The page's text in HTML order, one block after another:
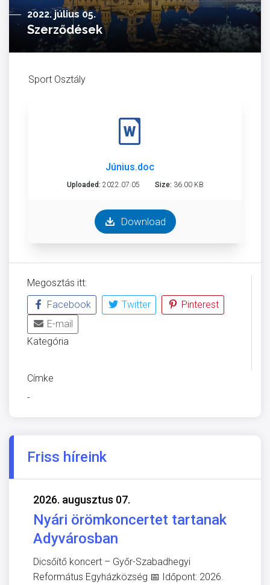
2022. július 05.
Szerződések
Sport Osztály
Június.doc
Uploaded: 2022.07.05 Size: 36.00 KB
Download
Megosztás itt:
Facebook
Twitter
Pinterest
E-mail
Kategória
Címke
-
Friss híreink
2026. augusztus 07.
Nyári örömkoncertet tartanak
Adyvárosban
Dicsőítő koncert – Győr-Szabadhegyi
Református Egyházközség 📅 Időpont: 2026.